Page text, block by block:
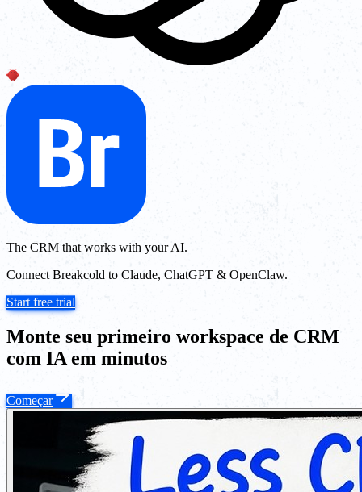
The CRM that works with your AI.
Connect Breakcold to Claude, ChatGPT & OpenClaw.
Start free trial
Monte seu primeiro workspace de CRM
com IA em minutos
Começar